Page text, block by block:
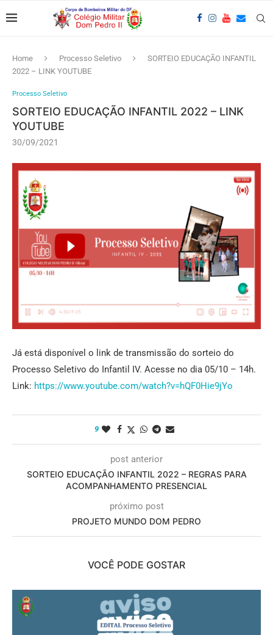
Home Processo Seletivo
SORTEIO EDUCAÇÃO INFANTIL
2022 – LINK YOUTUBE
Processo Seletivo
SORTEIO EDUCAÇÃO INFANTIL 2022 – LINK
YOUTUBE
30/09/2021
Já está disponível o link de transmissão do sorteio do
Processo Seletivo do Infantil IV. Acesse no dia 05/10 – 14h.
Link: https://www.youtube.com/watch?v=hQF0Hie9jYo
9
post anterior
SORTEIO EDUCAÇÃO INFANTIL 2022 – REGRAS PARA
ACOMPANHAMENTO PRESENCIAL
próximo post
PROJETO MUNDO DOM PEDRO
VOCÊ PODE GOSTAR